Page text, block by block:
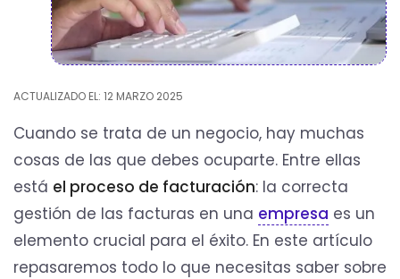
ACTUALIZADO EL: 12 MARZO 2025
Cuando se trata de un negocio, hay muchas
cosas de las que debes ocuparte. Entre ellas
está el proceso de facturación: la correcta
gestión de las facturas en una empresa es un
elemento crucial para el éxito. En este artículo
repasaremos todo lo que necesitas saber sobre